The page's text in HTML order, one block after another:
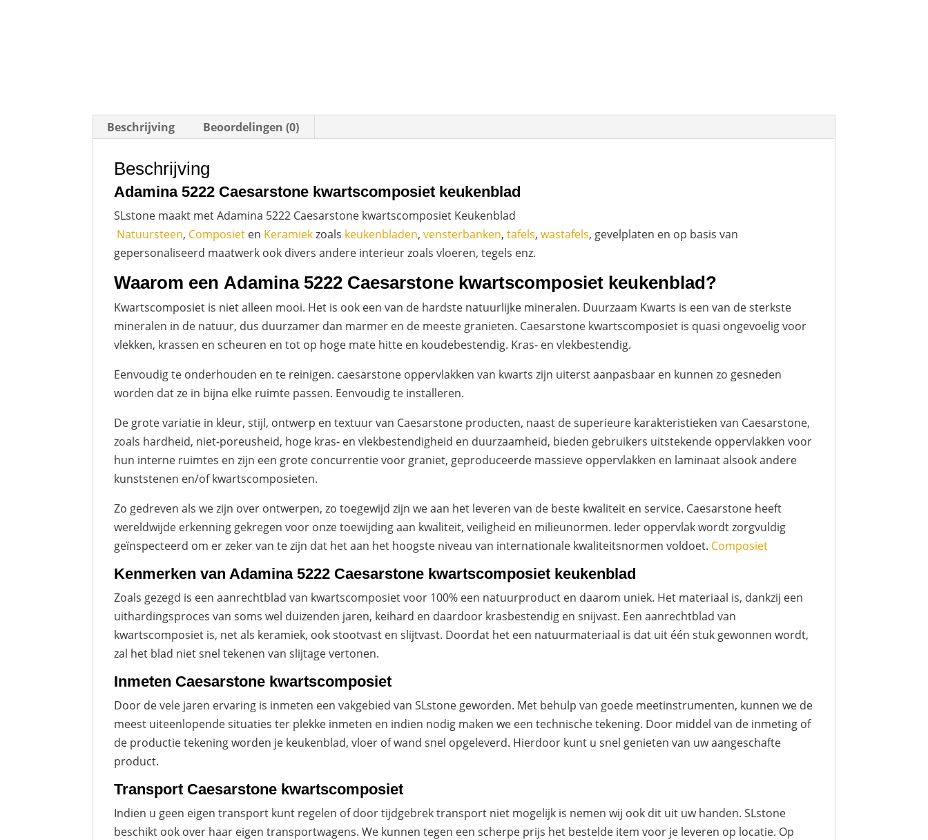
Beschrijving Beoordelingen (0)
Beschrijving
Adamina 5222 Caesarstone kwartscomposiet keukenblad
SLstone maakt met Adamina 5222 Caesarstone kwartscomposiet Keukenblad
Natuursteen, Composiet en Keramiekzoals keukenbladen,vensterbanken,tafels,wastafels, gevelplaten en op basis van
gepersonaliseerd maatwerk ook divers andere interieur zoals vloeren, tegels enz.
Waarom een Adamina 5222 Caesarstone kwartscomposiet keukenblad?
Kwartscomposiet is niet alleen mooi. Het is ook een van de hardste natuurlijke mineralen. Duurzaam Kwarts is een van de sterkste
mineralen in de natuur, dus duurzamer dan marmer en de meeste granieten. Caesarstone kwartscomposiet is quasi ongevoelig voor
vlekken, krassen en scheuren en tot op hoge mate hitte en koudebestendig. Kras- en vlekbestendig.
Eenvoudig te onderhouden en te reinigen. caesarstone oppervlakken van kwarts zijn uiterst aanpasbaar en kunnen zo gesneden
worden dat ze in bijna elke ruimte passen. Eenvoudig te installeren.
De grote variatie in kleur, stijl, ontwerp en textuur van Caesarstone producten, naast de superieure karakteristieken van Caesarstone,
zoals hardheid, niet-poreusheid, hoge kras- en vlekbestendigheid en duurzaamheid, bieden gebruikers uitstekende oppervlakken voor
hun interne ruimtes en zijn een grote concurrentie voor graniet, geproduceerde massieve oppervlakken en laminaat alsook andere
kunststenen en/of kwartscomposieten.
Zo gedreven als we zijn over ontwerpen, zo toegewijd zijn we aan het leveren van de beste kwaliteit en service. Caesarstone heeft
wereldwijde erkenning gekregen voor onze toewijding aan kwaliteit, veiligheid en milieunormen. Ieder oppervlak wordt zorgvuldig
geïnspecteerd om er zeker van te zijn dat het aan het hoogste niveau van internationale kwaliteitsnormen voldoet. Composiet
Kenmerken van Adamina 5222 Caesarstone kwartscomposiet keukenblad
Zoals gezegd is een aanrechtblad van kwartscomposiet voor 100% een natuurproduct en daarom uniek. Het materiaal is, dankzij een
uithardingsproces van soms wel duizenden jaren, keihard en daardoor krasbestendig en snijvast. Een aanrechtblad van
kwartscomposiet is, net als keramiek, ook stootvast en slijtvast. Doordat het een natuurmateriaal is dat uit één stuk gewonnen wordt,
zal het blad niet snel tekenen van slijtage vertonen.
Inmeten Caesarstone kwartscomposiet
Door de vele jaren ervaring is inmeten een vakgebied van SLstone geworden. Met behulp van goede meetinstrumenten, kunnen we de
meest uiteenlopende situaties ter plekke inmeten en indien nodig maken we een technische tekening. Door middel van de inmeting of
de productie tekening worden je keukenblad, vloer of wand snel opgeleverd. Hierdoor kunt u snel genieten van uw aangeschafte
product.
Transport Caesarstone kwartscomposiet
Indien u geen eigen transport kunt regelen of door tijdgebrek transport niet mogelijk is nemen wij ook dit uit uw handen. SLstone
beschikt ook over haar eigen transportwagens. We kunnen tegen een scherpe prijs het bestelde item voor je leveren op locatie. Op